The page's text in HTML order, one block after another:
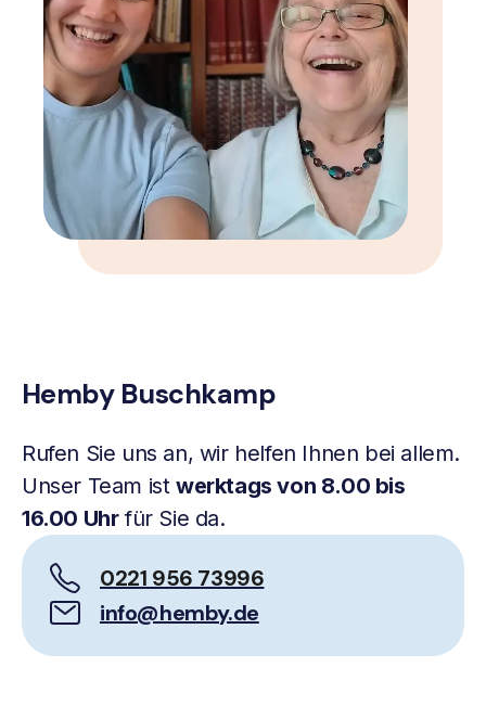
Hemby Buschkamp
Rufen Sie uns an, wir helfen Ihnen bei allem.
Unser Team ist werktags von 8.00 bis
16.00 Uhrfür Sie da.
0221 956 73996
info@hemby.de